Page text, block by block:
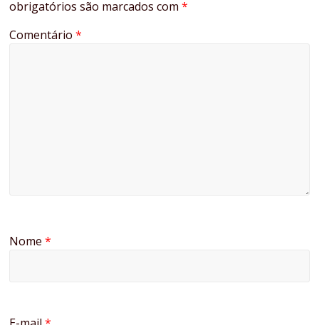
obrigatórios são marcados com*
Comentário*
Nome*